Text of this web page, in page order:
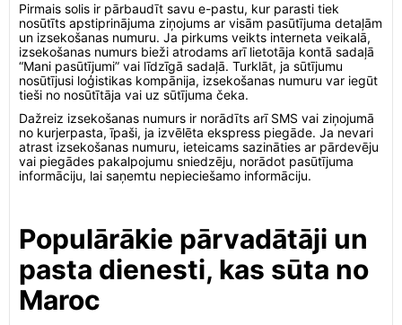
Pirmais solis ir pārbaudīt savu e-pastu, kur parasti tiek
nosūtīts apstiprinājuma ziņojums ar visām pasūtījuma detaļām
un izsekošanas numuru. Ja pirkums veikts interneta veikalā,
izsekošanas numurs bieži atrodams arī lietotāja kontā sadaļā
“Mani pasūtījumi” vai līdzīgā sadaļā. Turklāt, ja sūtījumu
nosūtījusi loģistikas kompānija, izsekošanas numuru var iegūt
tieši no nosūtītāja vai uz sūtījuma čeka.
Dažreiz izsekošanas numurs ir norādīts arī SMS vai ziņojumā
no kurjerpasta, īpaši, ja izvēlēta ekspress piegāde. Ja nevari
atrast izsekošanas numuru, ieteicams sazināties ar pārdevēju
vai piegādes pakalpojumu sniedzēju, norādot pasūtījuma
informāciju, lai saņemtu nepieciešamo informāciju.
Populārākie pārvadātāji un
pasta dienesti, kas sūta no
Maroc